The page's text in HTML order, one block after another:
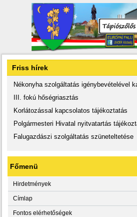
Friss hírek
Nékonyha szolgáltatás igénybevételével
III. fokú hőségriasztás
Korlátozással kapcsolatos tájékoztatás
Polgármesteri Hivatal nyitvatartás
Falugazdászi szolgáltatás szüneteltetése
Főmenü
Hirdetmények
Címlap
Fontos elérhetőségek